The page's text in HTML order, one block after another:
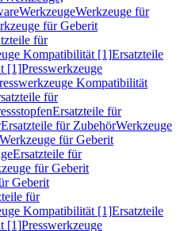
WerkzeugeWerkzeuge für
für Geberit
für
Kompatibilität [1]Ersatzteile
[1]Presswerkzeuge
Kompatibilität
für
Ersatzteile für
Ersatzteile für ZubehörWerkzeuge
für Geberit
Ersatzteile für
für Geberit
Geberit
für
Kompatibilität [1]Ersatzteile
[1]Presswerkzeuge